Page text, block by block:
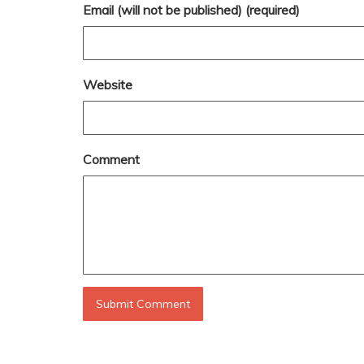
Email (will not be published) (required)
Website
Comment